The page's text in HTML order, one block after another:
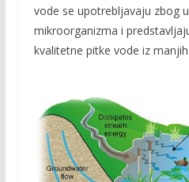
vode se upotrebljavaju zbog
mikroorganizma i
kvalitetne pitke vode iz